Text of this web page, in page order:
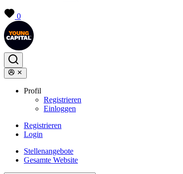
0
Profil
Registrieren
Einloggen
Registrieren
Login
Stellenangebote
Gesamte Website